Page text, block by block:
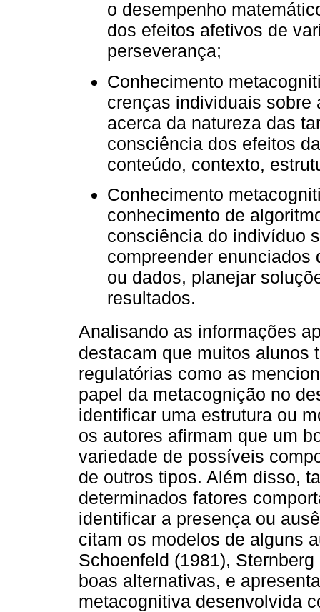
o desempenho
dos efeitos afetivos de
perseverança;
Conhecimento
crenças individuais sobre
acerca da natureza das
consciência dos efeitos
conteúdo, contexto,
Conhecimento
conhecimento de
consciência do indivíduo
compreender enunciados
ou dados, planejar
resultados.
Analisando as informações
destacam que muitos alunos
regulatórias como as
papel da metacognição no
identificar uma estrutura ou
os autores afirmam que um
variedade de possíveis
de outros tipos. Além disso,
determinados fatores
identificar a presença ou
citam os modelos de alguns
Schoenfeld (1981),
boas alternativas, e
metacognitiva desenvolvida